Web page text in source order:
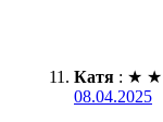
Катя : ★ ★
08.04.2025